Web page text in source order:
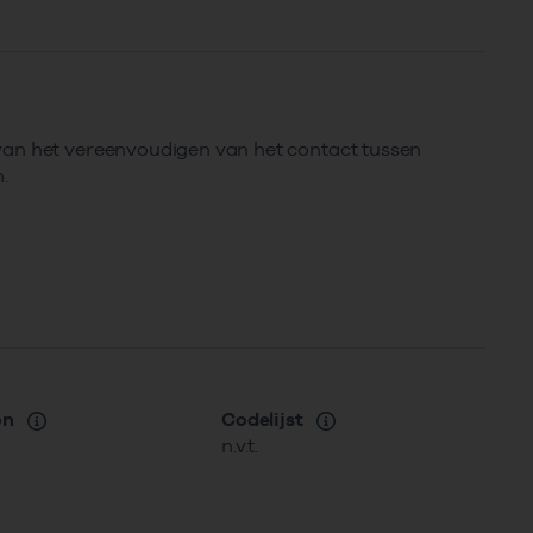
het vereenvoudigen van het contact tussen
Codelijst
n.v.t.